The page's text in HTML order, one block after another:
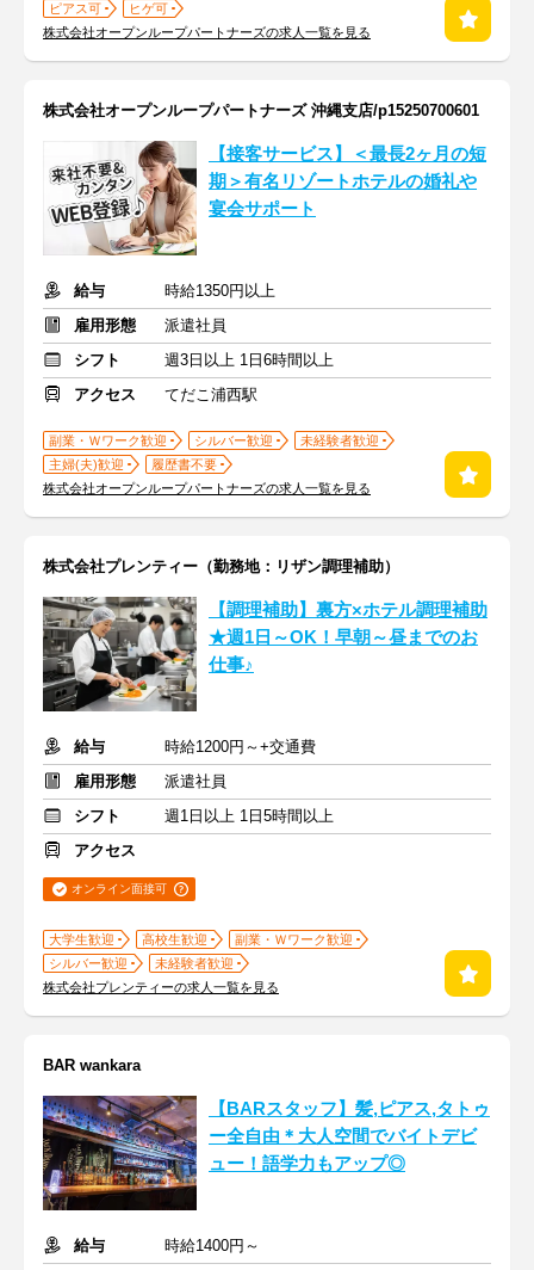
ピアス可
ヒゲ可
株式会社オープンループパートナーズの求人一覧を見る
株式会社オープンループパートナーズ 沖縄支店/p15250700601
【接客サービス】＜最長2ヶ月の短
期＞有名リゾートホテルの婚礼や
宴会サポート
給与
時給1350円以上
雇用形態
派遣社員
シフト
週3日以上 1日6時間以上
アクセス
てだこ浦西駅
副業・Ｗワーク歓迎 シルバー歓迎
未経験者歓迎
主婦(夫)歓迎
履歴書不要
株式会社オープンループパートナーズの求人一覧を見る
株式会社プレンティー（勤務地：リザン調理補助）
【調理補助】裏方×ホテル調理補助
★週1日～OK！早朝～昼までのお
仕事♪
給与
時給1200円～+交通費
雇用形態
派遣社員
シフト
週1日以上 1日5時間以上
アクセス
オンライン面接可
大学生歓迎 高校生歓迎
副業・Ｗワーク歓迎
シルバー歓迎
未経験者歓迎
株式会社プレンティーの求人一覧を見る
BAR wankara
【BARスタッフ】髪,ピアス,タトゥ
ー全自由＊大人空間でバイトデビ
ュー！語学力もアップ◎
給与
時給1400円～